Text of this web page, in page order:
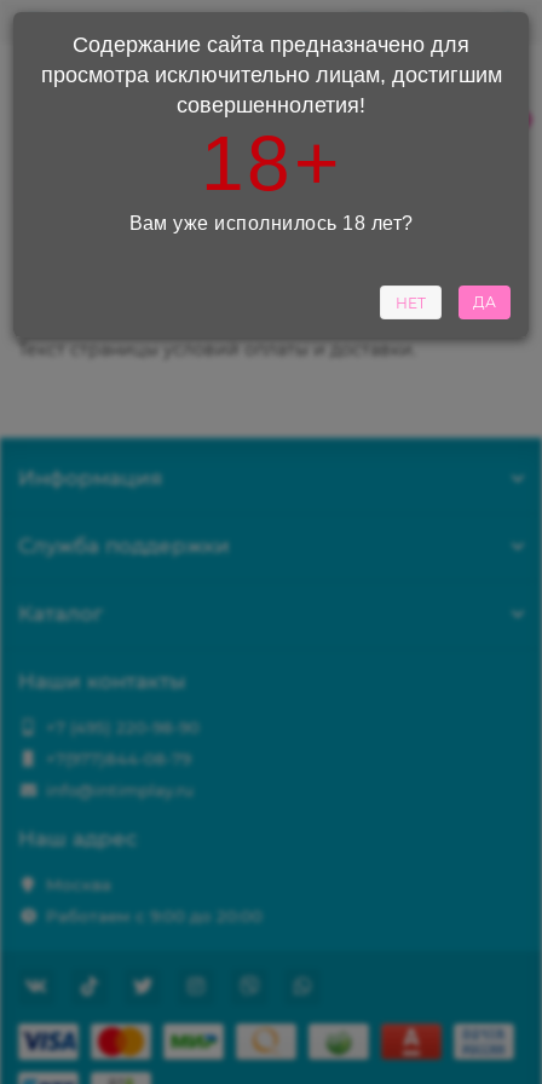
+7 (495) 220-98-90
+7(977)844-08-79
Текст страницы условий оплаты и доставки.
Содержание сайта предназначено для
просмотра исключительно лицам, достигшим
совершеннолетия!
18+
Вам уже исполнилось 18 лет?
НЕТ ДА
Информация
Служба поддержки
Каталог
Наши контакты
+7 (495) 220-98-90
+7(977)844-08-79
info@intimplay.ru
Наш адрес
Москва
Работаем с 9:00 до 20:00